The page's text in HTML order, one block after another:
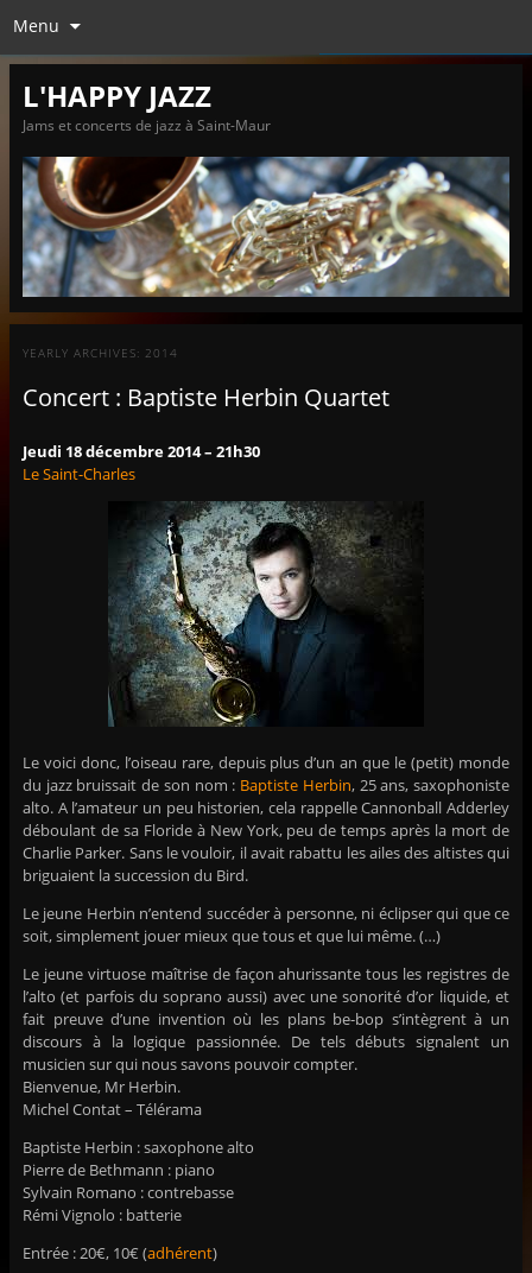
Menu
L'HAPPY JAZZ
Jams et concerts de jazz à Saint-Maur
YEARLY ARCHIVES: 2014
Concert : Baptiste Herbin Quartet
Jeudi 18 décembre 2014 – 21h30
Le Saint-Charles
Le voici donc, l’oiseau rare, depuis plus d’un an que le (petit) monde
du jazz bruissait de son nom : Baptiste Herbin, 25 ans, saxophoniste
alto. A l’amateur un peu historien, cela rappelle Cannonball Adderley
déboulant de sa Floride à New York, peu de temps après la mort de
Charlie Parker. Sans le vouloir, il avait rabattu les ailes des altistes qui
briguaient la succession du Bird.
Le jeune Herbin n’entend succéder à personne, ni éclipser qui que ce
soit, simplement jouer mieux que tous et que lui même. (…)
Le jeune virtuose maîtrise de façon ahurissante tous les registres de
l’alto (et parfois du soprano aussi) avec une sonorité d’or liquide, et
fait preuve d’une invention où les plans be-bop s’intègrent à un
discours à la logique passionnée. De tels débuts signalent un
musicien sur qui nous savons pouvoir compter.
Bienvenue, Mr Herbin.
Michel Contat – Télérama
Baptiste Herbin : saxophone alto
Pierre de Bethmann : piano
Sylvain Romano : contrebasse
Rémi Vignolo : batterie
Entrée : 20€, 10€ (adhérent)